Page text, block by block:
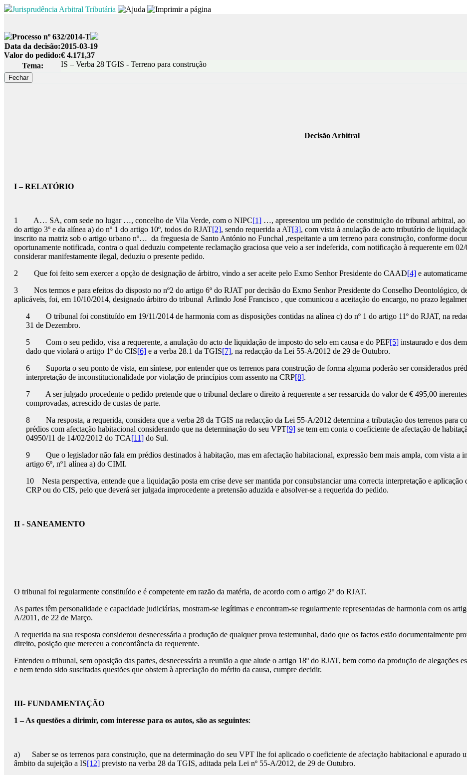
Jurisprudência Arbitral Tributária
Processo nº 632/2014-T
Data da decisão:2015-03-19
Valor do pedido:€ 4.171,37
Tema:
IS – Verba 28 TGIS - Terreno para construção
Decisão Arbitral
I – RELATÓRIO
1 A… SA, com sede no lugar …, concelho de Vila Verde, com o NIPC[1] …, apresentou um pedido de constituição do tribunal arbitral, ao
do artigo 3º e da alínea a) do nº 1 do artigo 10º, todos do RJAT[2], sendo requerida a AT[3], com vista à anulação de acto tributário de
inscrito na matriz sob o artigo urbano nº… da freguesia de Santo António no Funchal ,respeitante a um terreno para construção, conforme
oportunamente notificada, contra o qual deduziu competente reclamação graciosa que veio a ser indeferida, com notificação à requerente em
considerar manifestamente ilegal, deduziu o presente pedido.
2 Que foi feito sem exercer a opção de designação de árbitro, vindo a ser aceite pelo Exmo Senhor Presidente do CAAD[4] e
3 Nos termos e para efeitos do disposto no nº2 do artigo 6º do RJAT por decisão do Exmo Senhor Presidente do Conselho Deontológico,
aplicáveis, foi, em 10/10/2014, designado árbitro do tribunal Arlindo José Francisco , que comunicou a aceitação do encargo, no prazo
4 O tribunal foi constituído em 19/11/2014 de harmonia com as disposições contidas na alínea c) do nº 1 do artigo 11º do RJAT, na
31 de Dezembro.
5 Com o seu pedido, visa a requerente, a anulação do acto de liquidação de imposto do selo em causa e do PEF[5] instaurado e dos
dado que violará o artigo 1º do CIS[6] e a verba 28.1 da TGIS[7], na redacção da Lei 55-A/2012 de 29 de Outubro.
6 Suporta o seu ponto de vista, em síntese, por entender que os terrenos para construção de forma alguma poderão ser considerados
interpretação de inconstitucionalidade por violação de princípios com assento na CRP[8].
7 A ser julgado procedente o pedido pretende que o tribunal declare o direito à requerente a ser ressarcida do valor de € 495,00
comprovadas, acrescido de custas de parte.
8 Na resposta, a requerida, considera que a verba 28 da TGIS na redacção da Lei 55-A/2012 determina a tributação dos terrenos para
prédios com afectação habitacional considerando que na determinação do seu VPT[9] se tem em conta o coeficiente de afectação de
04950/11 de 14/02/2012 do TCA[11] do Sul.
9 Que o legislador não fala em prédios destinados à habitação, mas em afectação habitacional, expressão bem mais ampla, com vista a
artigo 6º, nº1 alínea a) do CIMI.
10 Nesta perspectiva, entende que a liquidação posta em crise deve ser mantida por consubstanciar uma correcta interpretação e
CRP ou do CIS, pelo que deverá ser julgada improcedente a pretensão aduzida e absolver-se a requerida do pedido.
II - SANEAMENTO
O tribunal foi regularmente constituído e é competente em razão da matéria, de acordo com o artigo 2º do RJAT.
As partes têm personalidade e capacidade judiciárias, mostram-se legítimas e encontram-se regularmente representadas de harmonia com os
A/2011, de 22 de Março.
A requerida na sua resposta considerou desnecessária a produção de qualquer prova testemunhal, dado que os factos estão documentalmente
direito, posição que mereceu a concordância da requerente.
Entendeu o tribunal, sem oposição das partes, desnecessária a reunião a que alude o artigo 18º do RJAT, bem como da produção de alegações
e nem tendo sido suscitadas questões que obstem à apreciação do mérito da causa, cumpre decidir.
III- FUNDAMENTAÇÃO
1 – As questões a dirimir, com interesse para os autos, são as seguintes:
a) Saber se os terrenos para construção, que na determinação do seu VPT lhe foi aplicado o coeficiente de afectação habitacional e apurado
âmbito da sujeição a IS[12] previsto na verba 28 da TGIS, aditada pela Lei nº 55-A/2012, de 29 de Outubro.